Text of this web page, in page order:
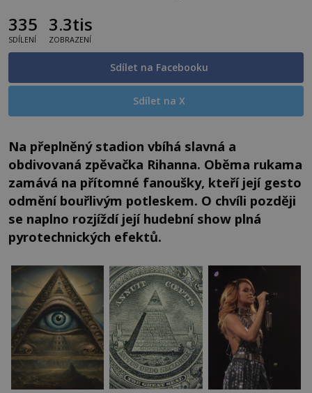
335
SDÍLENÍ
3.3tis
ZOBRAZENÍ
Sdílet na Facebooku
Sdílet na X
Na přeplněný stadion vbíhá slavná a
obdivovaná zpěvačka Rihanna. Oběma rukama
zamává na přítomné fanoušky, kteří její gesto
odmění bouřlivým potleskem. O chvíli později
se naplno rozjíždí její hudební show plná
pyrotechnických efektů.